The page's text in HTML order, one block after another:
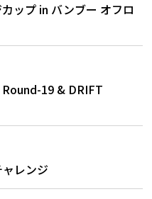
ップ in バンブー オフロ
19 & DRIFT
レンジ